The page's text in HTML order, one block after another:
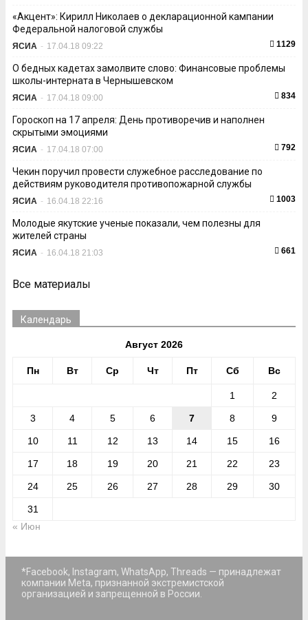
«Акцент»: Кирилл Николаев о декларационной кампании
Федеральной налоговой службы
ЯСИА - 17.04.18 09:22 1129
О бедных кадетах замолвите слово: Финансовые проблемы
школы-интерната в Чернышевском
ЯСИА - 17.04.18 09:00 834
Гороскоп на 17 апреля: День противоречив и наполнен
скрытыми эмоциями
ЯСИА - 17.04.18 07:00 792
Чекин поручил провести служебное расследование по
действиям руководителя противопожарной службы
ЯСИА - 16.04.18 22:16 1003
Молодые якутские ученые показали, чем полезны для
жителей страны
ЯСИА - 16.04.18 21:03 661
Все материалы
Календарь
Август 2026
Пн Вт Ср Чт Пт Сб Вс
1 2
3 4 5 6 7 8 9
10 11 12 13 14 15 16
17 18 19 20 21 22 23
24 25 26 27 28 29 30
31
« Июн
*Facebook, Instagram, WhatsApp, Threads — принадлежат
компании Meta, признанной экстремистской
организацией и запрещенной в России.